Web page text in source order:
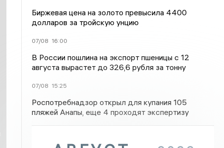
Биржевая цена на золото превысила 4400
долларов за тройскую унцию
07/08 16:00
В России пошлина на экспорт пшеницы с 12
августа вырастет до 326,6 рубля за тонну
07/08 15:25
Роспотребнадзор открыл для купания 105
пляжей Анапы, еще 4 проходят экспертизу